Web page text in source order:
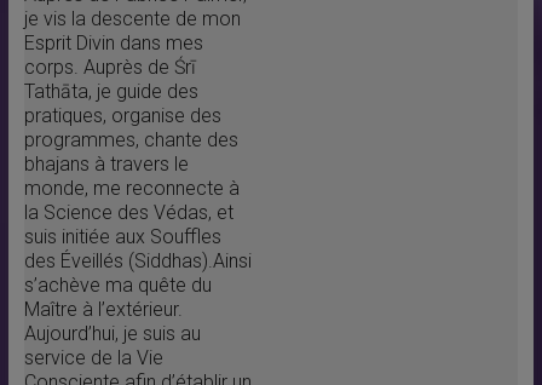
je vis la descente de mon
Esprit Divin dans mes
corps. Auprès de Śrī
Tathāta, je guide des
pratiques, organise des
programmes, chante des
bhajans à travers le
monde, me reconnecte à
la Science des Védas, et
suis initiée aux Souffles
des Éveillés (Siddhas).Ainsi
s’achève ma quête du
Maître à l’extérieur.
Aujourd’hui, je suis au
service de la Vie